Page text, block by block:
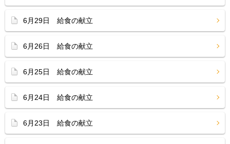
6月29日 給食の献立
6月26日 給食の献立
6月25日 給食の献立
6月24日 給食の献立
6月23日 給食の献立